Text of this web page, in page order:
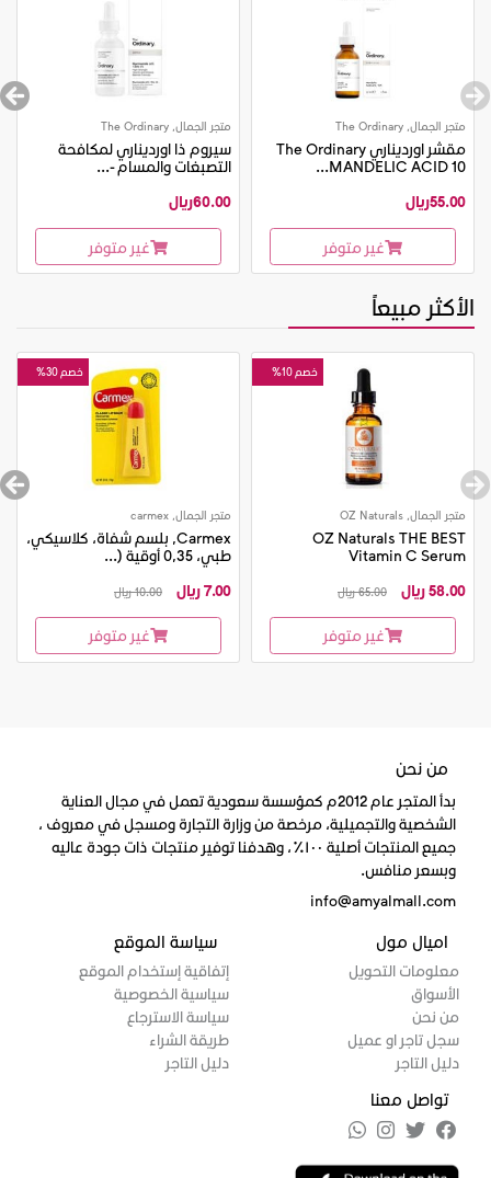
متجر الجمال, The Ordinary
مقشر اورديناري The Ordinary
MANDELIC ACID 10...
55.00ريال
غير متوفر
متجر الجمال, The Ordinary
سيروم ذا اورديناري لمكافحة
التصبغات والمسام -...
60.00ريال
غير متوفر
الأكثر مبيعاً
خصم 10%
متجر الجمال, OZ Naturals
OZ Naturals THE BEST
Vitamin C Serum
58.00 ريال
65.00 ريال
غير متوفر
خصم 30%
متجر الجمال, carmex
Carmex, بلسم شفاة، كلاسيكي،
طبي، 0,35 أوقية (...
7.00 ريال
10.00 ريال
غير متوفر
من نحن
بدأ المتجر عام 2012م كمؤسسة سعودية تعمل في مجال العناية
الشخصية والتجميلية، مرخصة من وزارة التجارة ومسجل في معروف ،
جميع المنتجات أصلية ١٠٠٪، وهدفنا توفير منتجات ذات جودة عاليه
وبسعر منافس.
info@amyalmall.com
اميال مول
معلومات التحويل
الأسواق
من نحن
سجل تاجر او عميل
دليل التاجر
سياسة الموقع
إتفاقية إستخدام الموقع
سياسية الخصوصية
سياسة الاسترجاع
طريقة الشراء
دليل التاجر
تواصل معنا